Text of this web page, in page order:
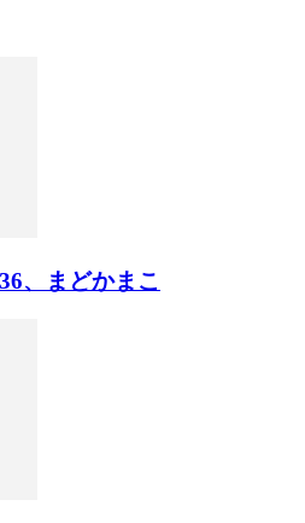
、まどかまこ